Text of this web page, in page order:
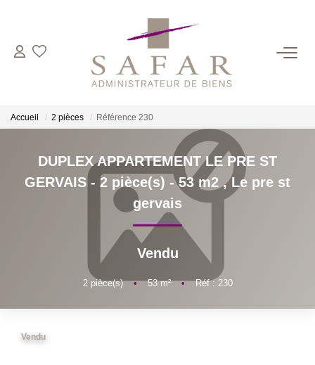
NOS CABINETS
Safar
Cadot Beauplet – Safar
LRPI
Gescofim – Finorgest Paris
Gescofim - Finorgest Aulnay
Nous Rejoindre
Accueil 2 pièces Référence 230
DUPLEX APPARTEMENT LE PRE ST
GERVAIS - 2 pièce(s) - 53 m2 ,Le pre st
gervais
Vendu
2pièce(s) • 53m² • Réf : 230
Vendu